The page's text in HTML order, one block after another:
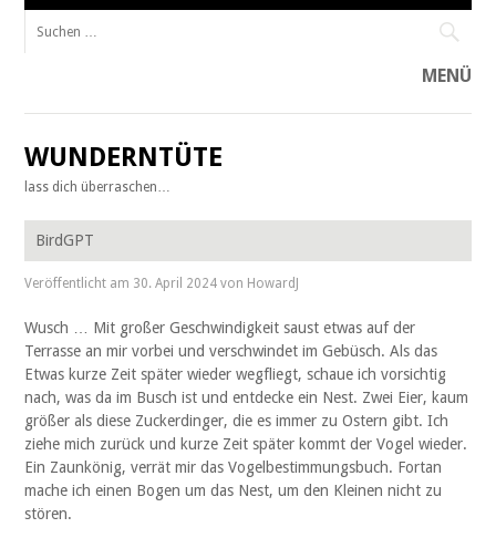
MENÜ
Zum
springen
WUNDERNTÜTE
lass dich überraschen…
BirdGPT
Veröffentlicht am 30. April 2024 von HowardJ
Wusch … Mit großer Geschwindigkeit saust etwas auf der
Terrasse an mir vorbei und verschwindet im Gebüsch. Als das
Etwas kurze Zeit später wieder wegfliegt, schaue ich vorsichtig
nach, was da im Busch ist und entdecke ein Nest. Zwei Eier, kaum
größer als diese Zuckerdinger, die es immer zu Ostern gibt. Ich
ziehe mich zurück und kurze Zeit später kommt der Vogel wieder.
Ein Zaunkönig, verrät mir das Vogelbestimmungsbuch. Fortan
mache ich einen Bogen um das Nest, um den Kleinen nicht zu
stören.